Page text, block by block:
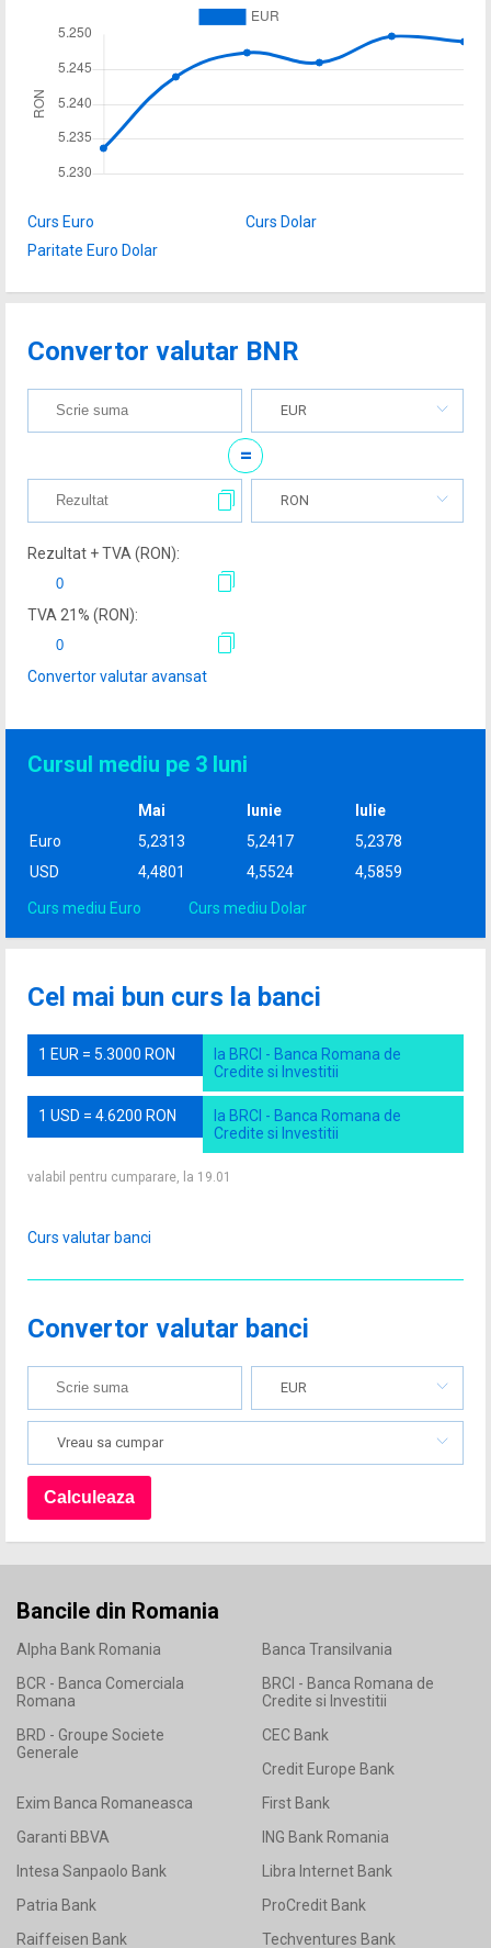
Curs Euro
Curs Dolar
Paritate Euro Dolar
Convertor valutar BNR
EUR
=
RON
Rezultat + TVA (RON):
TVA 21% (RON):
Convertor valutar avansat
Cursul mediu pe 3 luni
Mai Iunie
Iulie
Euro
5,2313 5,2417
5,2378
USD
4,4801 4,5524 4,5859
Curs mediu Euro Curs mediu Dolar
Cel mai bun curs la banci
1 EUR = 5.3000 RON
la BRCI - Banca Romana de
Credite si Investitii
1 USD = 4.6200 RON
la BRCI - Banca Romana de
Credite si Investitii
valabil pentru cumparare, la 19.01
Curs valutar banci
Convertor valutar banci
EUR
Vreau sa cumpar
Bancile din Romania
Alpha Bank Romania
Banca Transilvania
BCR - Banca Comerciala
Romana
BRCI - Banca Romana de
Credite si Investitii
BRD - Groupe Societe
Generale
CEC Bank
Credit Europe Bank
Exim Banca Romaneasca
First Bank
Garanti BBVA
ING Bank Romania
Intesa Sanpaolo Bank
Libra Internet Bank
Patria Bank
ProCredit Bank
Raiffeisen Bank
Techventures Bank